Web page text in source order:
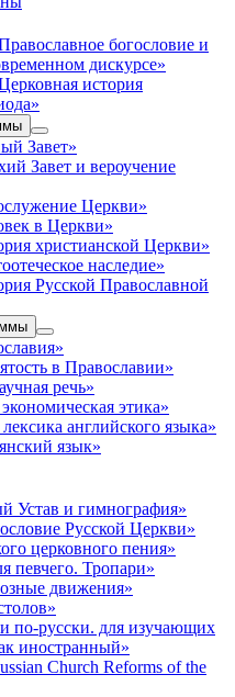
богословие и
дискурсе»
история
Завет»
Завет и вероучение
Церкви»
в Церкви»
христианской Церкви»
наследие»
Русской Православной
в Православии»
речь»
этика»
английского языка»
язык»
Устав и гимнография»
Русской Церкви»
церковного пения»
певчего. Тропари»
движения»
по-русски. для изучающих
иностранный»
Church Reforms of the